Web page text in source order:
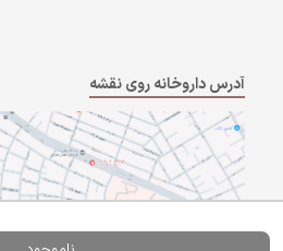
آدرس داروخانه روی نقشه